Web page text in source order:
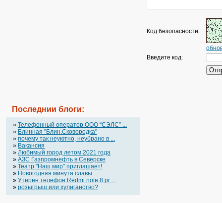
Последнии блоги:
» Телефонный оператор OOO “СЭЛС” ...
» Блинная "Блин.Сковородка"
» почему так неуютно, неубрано в ...
» Вакансия
» Любимый город летом 2021 года
» АЗС Газпромнефть в Северске
» Театр "Наш мир" приглашает!
» Новогодняя минута славы
» Утерен телефон Redmi note 8 pr ...
» розыгрыш или хулиганство?
Код безопасности:
Введите код: